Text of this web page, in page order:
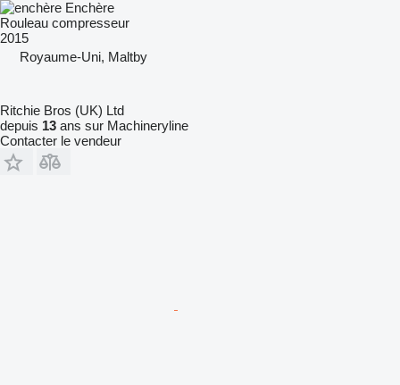
Enchère
Rouleau compresseur
2015
Royaume-Uni, Maltby
Ritchie Bros (UK) Ltd
depuis 13 ans sur Machineryline
Contacter le vendeur